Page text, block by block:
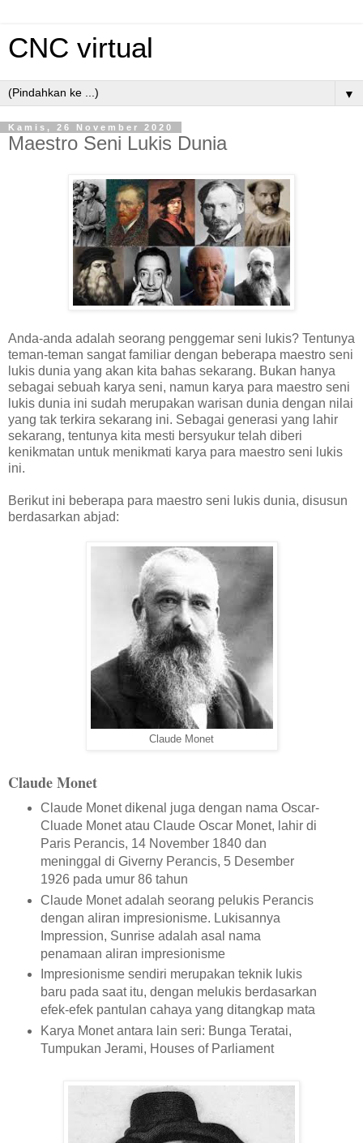
CNC virtual
▼
Kamis, 26 November 2020
Maestro Seni Lukis Dunia
Anda-anda adalah seorang penggemar seni lukis? Tentunya
teman-teman sangat familiar dengan beberapa maestro seni
lukis dunia yang akan kita bahas sekarang. Bukan hanya
sebagai sebuah karya seni, namun karya para maestro seni
lukis dunia ini sudah merupakan warisan dunia dengan nilai
yang tak terkira sekarang ini. Sebagai generasi yang lahir
sekarang, tentunya kita mesti bersyukur telah diberi
kenikmatan untuk menikmati karya para maestro seni lukis
ini.
Berikut ini beberapa para maestro seni lukis dunia, disusun
berdasarkan abjad:
Claude Monet
Claude Monet
Claude Monet dikenal juga dengan nama Oscar-
Cluade Monet atau Claude Oscar Monet, lahir di
Paris Perancis, 14 November 1840 dan
meninggal di Giverny Perancis, 5 Desember
1926 pada umur 86 tahun
Claude Monet adalah seorang pelukis Perancis
dengan aliran impresionisme. Lukisannya
Impression, Sunrise adalah asal nama
penamaan aliran impresionisme
Impresionisme sendiri merupakan teknik lukis
baru pada saat itu, dengan melukis berdasarkan
efek-efek pantulan cahaya yang ditangkap mata
Karya Monet antara lain seri: Bunga Teratai,
Tumpukan Jerami, Houses of Parliament